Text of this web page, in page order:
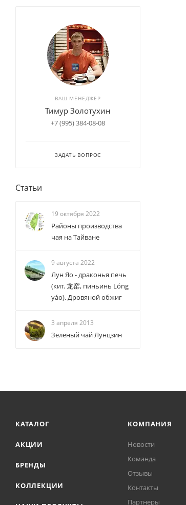
ВАШ МЕНЕДЖЕР
Тимур Золотухин
+7 (995) 384-08-08
ЗАДАТЬ ВОПРОС
Статьи
19 октября 2022
Районы производства
чая на Тайване
9 августа 2022
Лун Яо - драконья печь
(кит. 龙窑, пиньинь Lóng
yáo). Дровяной обжиг
3 апреля 2013
Зеленый чай Лунцзин
КАТАЛОГ
АКЦИИ
БРЕНДЫ
КОЛЛЕКЦИИ
КОМПАНИЯ
Новости
Команда
Отзывы
Контакты
Партнеры